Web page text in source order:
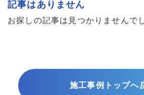
記事はありません
お探しの記事は見つかりませんで
施工事例トップへ